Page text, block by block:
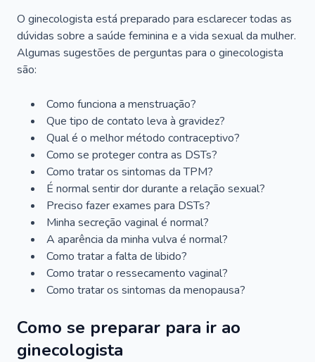
O ginecologista está preparado para esclarecer todas as
dúvidas sobre a saúde feminina e a vida sexual da mulher.
Algumas sugestões de perguntas para o ginecologista
são:
Como funciona a menstruação?
Que tipo de contato leva à gravidez?
Qual é o melhor método contraceptivo?
Como se proteger contra as DSTs?
Como tratar os sintomas da TPM?
É normal sentir dor durante a relação sexual?
Preciso fazer exames para DSTs?
Minha secreção vaginal é normal?
A aparência da minha vulva é normal?
Como tratar a falta de libido?
Como tratar o ressecamento vaginal?
Como tratar os sintomas da menopausa?
Como se preparar para ir ao
ginecologista